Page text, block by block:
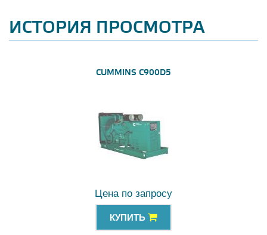
ИСТОРИЯ ПРОСМОТРА
CUMMINS C900D5
Цена по запросу
КУПИТЬ